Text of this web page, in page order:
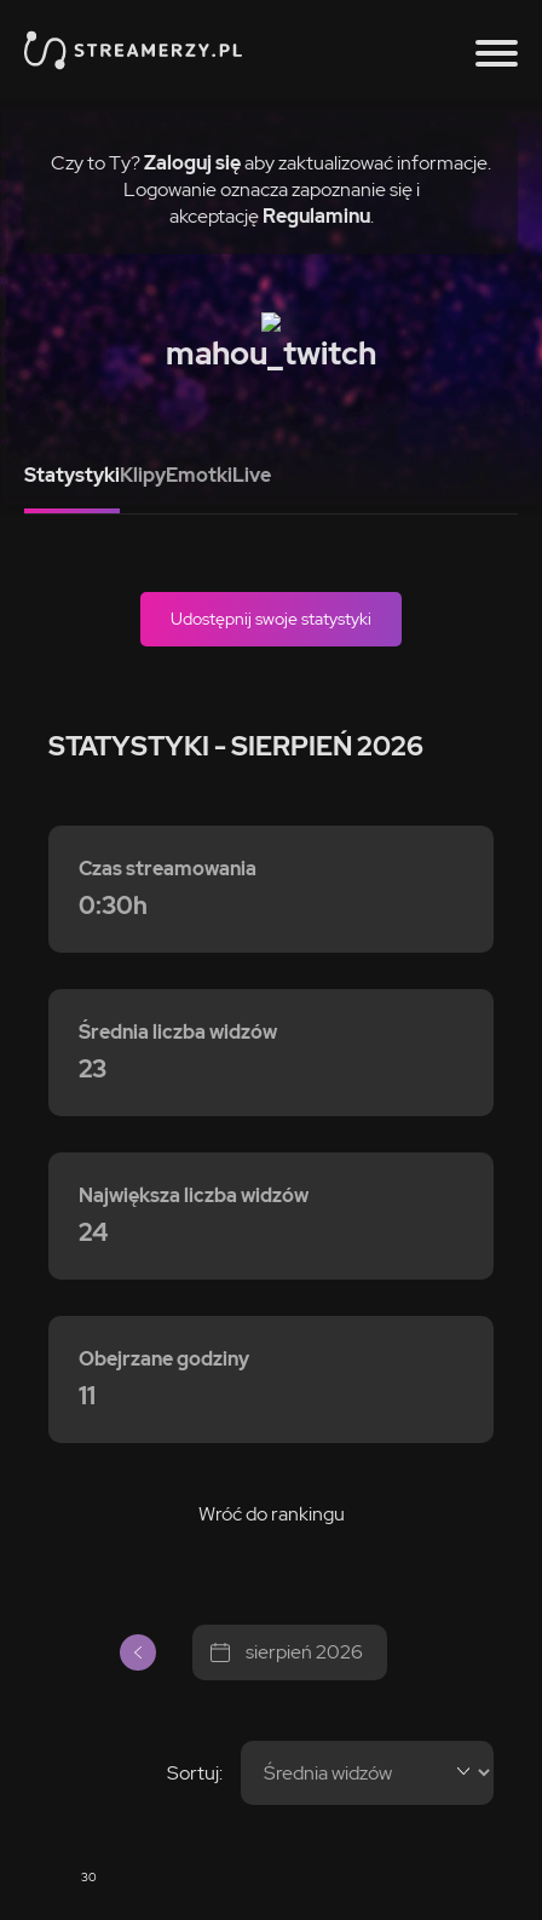
Czy to Ty?Zaloguj sięaby zaktualizować informacje.
Logowanie oznacza zapoznanie się i
akceptację Regulaminu.
mahou_twitch
StatystykiKlipyEmotkiLive
Udostępnij swoje statystyki
STATYSTYKI - SIERPIEŃ 2026
Wróć do rankingu
Czas streamowania
0:30h
Średnia liczba widzów
23
Największa liczba widzów
24
Obejrzane godziny
11
sierpień 2026
Sortuj:
30